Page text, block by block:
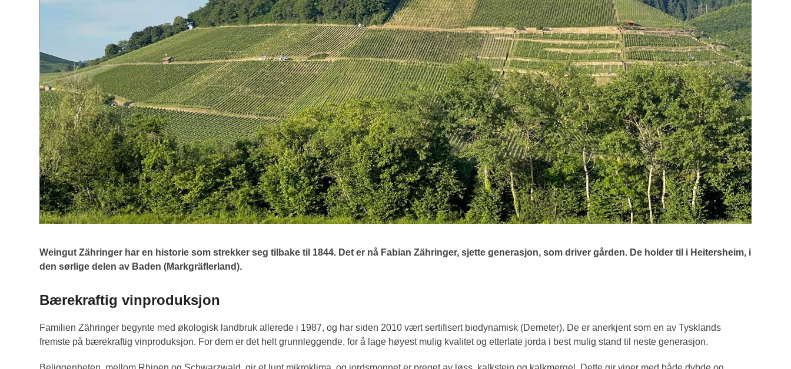
Weingut Zähringer har en historie som strekker seg tilbake til 1844. Det er nå Fabian Zähringer, sjette generasjon, som driver gården. De holder til i Heitersheim, i
den sørlige delen av Baden (Markgräflerland).
Bærekraftig vinproduksjon
Familien Zähringer begynte med økologisk landbruk allerede i 1987, og har siden 2010 vært sertifisert biodynamisk (Demeter). De er anerkjent som en av Tysklands
fremste på bærekraftig vinproduksjon. For dem er det helt grunnleggende, for å lage høyest mulig kvalitet og etterlate jorda i best mulig stand til neste generasjon.